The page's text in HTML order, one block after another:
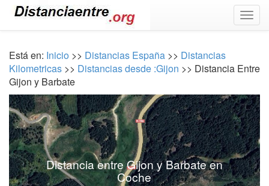
Está en: Inicio >> Distancias España >> Distancias
Kilometricas >> Distancias desde :Gijon >> Distancia Entre
Gijon y Barbate
Distancia entre Gijon y Barbate en
Coche